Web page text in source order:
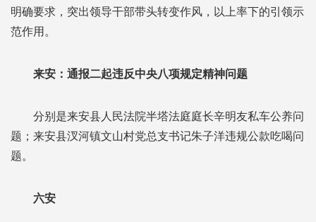
明确要求，突出领导干部带头转变作风，以上率下的引领示
范作用。
来安：通报二起违反中央八项规定精神问题
分别是来安县人民法院半塔法庭庭长辛明友私车公养问
题；来安县汊河镇文山村党总支书记朱子洋违规公款吃喝问
题。
六安